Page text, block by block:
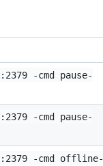
-cmd pause-
-cmd pause-
-cmd offline-